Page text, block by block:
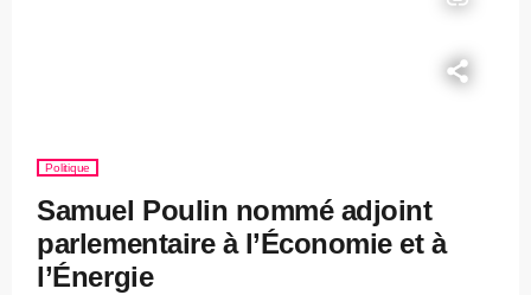
Politique
Samuel Poulin nommé adjoint
parlementaire à l’Économie et à
l’Énergie